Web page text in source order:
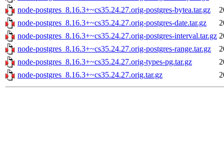
node-postgres_8.16.3+~cs35.24.27.orig-postgres-bytea.tar.gz
node-postgres_8.16.3+~cs35.24.27.orig-postgres-date.tar.gz
node-postgres_8.16.3+~cs35.24.27.orig-postgres-interval.tar.gz
node-postgres_8.16.3+~cs35.24.27.orig-postgres-range.tar.gz
node-postgres_8.16.3+~cs35.24.27.orig-types-pg.tar.gz
node-postgres_8.16.3+~cs35.24.27.orig.tar.gz